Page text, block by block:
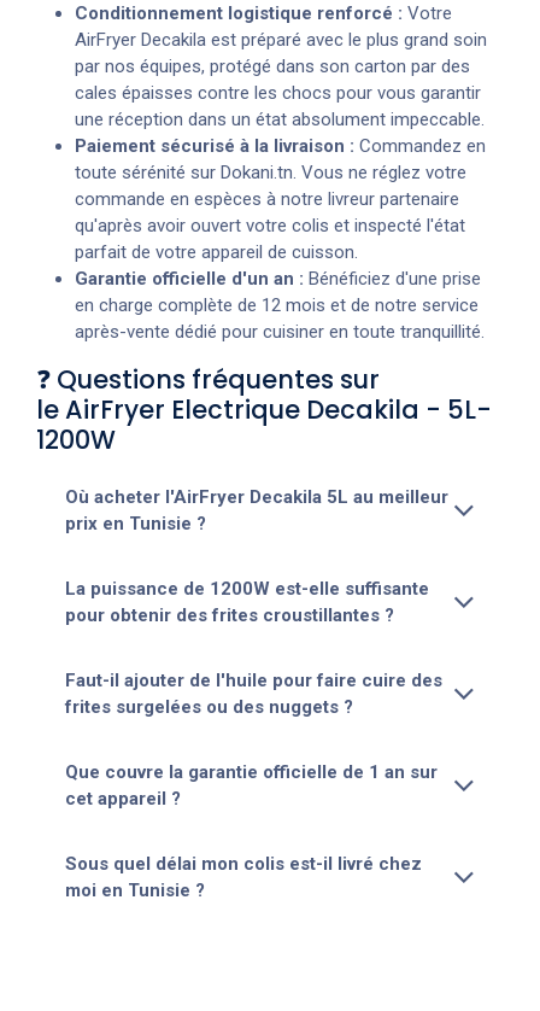
Conditionnement logistique renforcé : Votre
AirFryer Decakila est préparé avec le plus grand soin
par nos équipes, protégé dans son carton par des
cales épaisses contre les chocs pour vous garantir
une réception dans un état absolument impeccable.
Paiement sécurisé à la livraison : Commandez en
toute sérénité sur Dokani.tn. Vous ne réglez votre
commande en espèces à notre livreur partenaire
qu'après avoir ouvert votre colis et inspecté l'état
parfait de votre appareil de cuisson.
Garantie officielle d'un an : Bénéficiez d'une prise
en charge complète de 12 mois et de notre service
après-vente dédié pour cuisiner en toute tranquillité.
❓ Questions fréquentes sur
le AirFryer Electrique Decakila - 5L-
1200W
Où acheter l'AirFryer Decakila 5L au meilleur
prix en Tunisie ?
La puissance de 1200W est-elle suffisante
pour obtenir des frites croustillantes ?
Faut-il ajouter de l'huile pour faire cuire des
frites surgelées ou des nuggets ?
Que couvre la garantie officielle de 1 an sur
cet appareil ?
Sous quel délai mon colis est-il livré chez
moi en Tunisie ?